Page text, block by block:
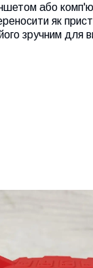
або
як
зручним для